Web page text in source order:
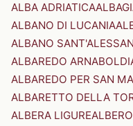
ALBA ADRIATICA
ALBANO DI LUCANIA
ALBANO
ALBAREDO ARNABOLDI
ALBAREDO PER SAN
ALBARETTO DELLA
ALBERA LIGURE